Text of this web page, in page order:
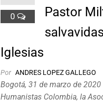
0
Pastor
Iglesias
Por ANDRES LOPEZ GALLEGO
Bogotá, 31 de marzo de 2020
Humanistas Colombia, la